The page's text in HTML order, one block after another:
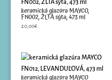
keramická glazúra MAYCO,
FN002, ŽLTÁ sýta, 473 ml
20,00€
keramická glazúra MAYCO